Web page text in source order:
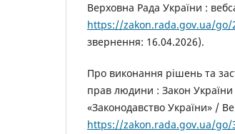
Верховна Рада України :
https://zakon.rada.gov.ua/go/
звернення: 16.04.2026).
Про виконання рішень та
прав людини : Закон
«Законодавство України» /
https://zakon.rada.gov.ua/go/